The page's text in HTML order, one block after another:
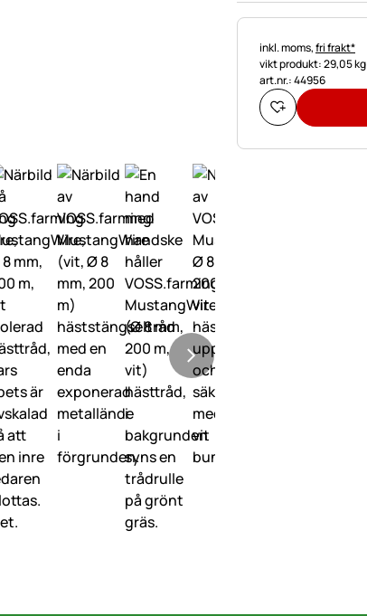
Skatteinformation:
inkl. moms,fri frakt*
vikt produkt: 29,05 kg
art.nr.: 44956